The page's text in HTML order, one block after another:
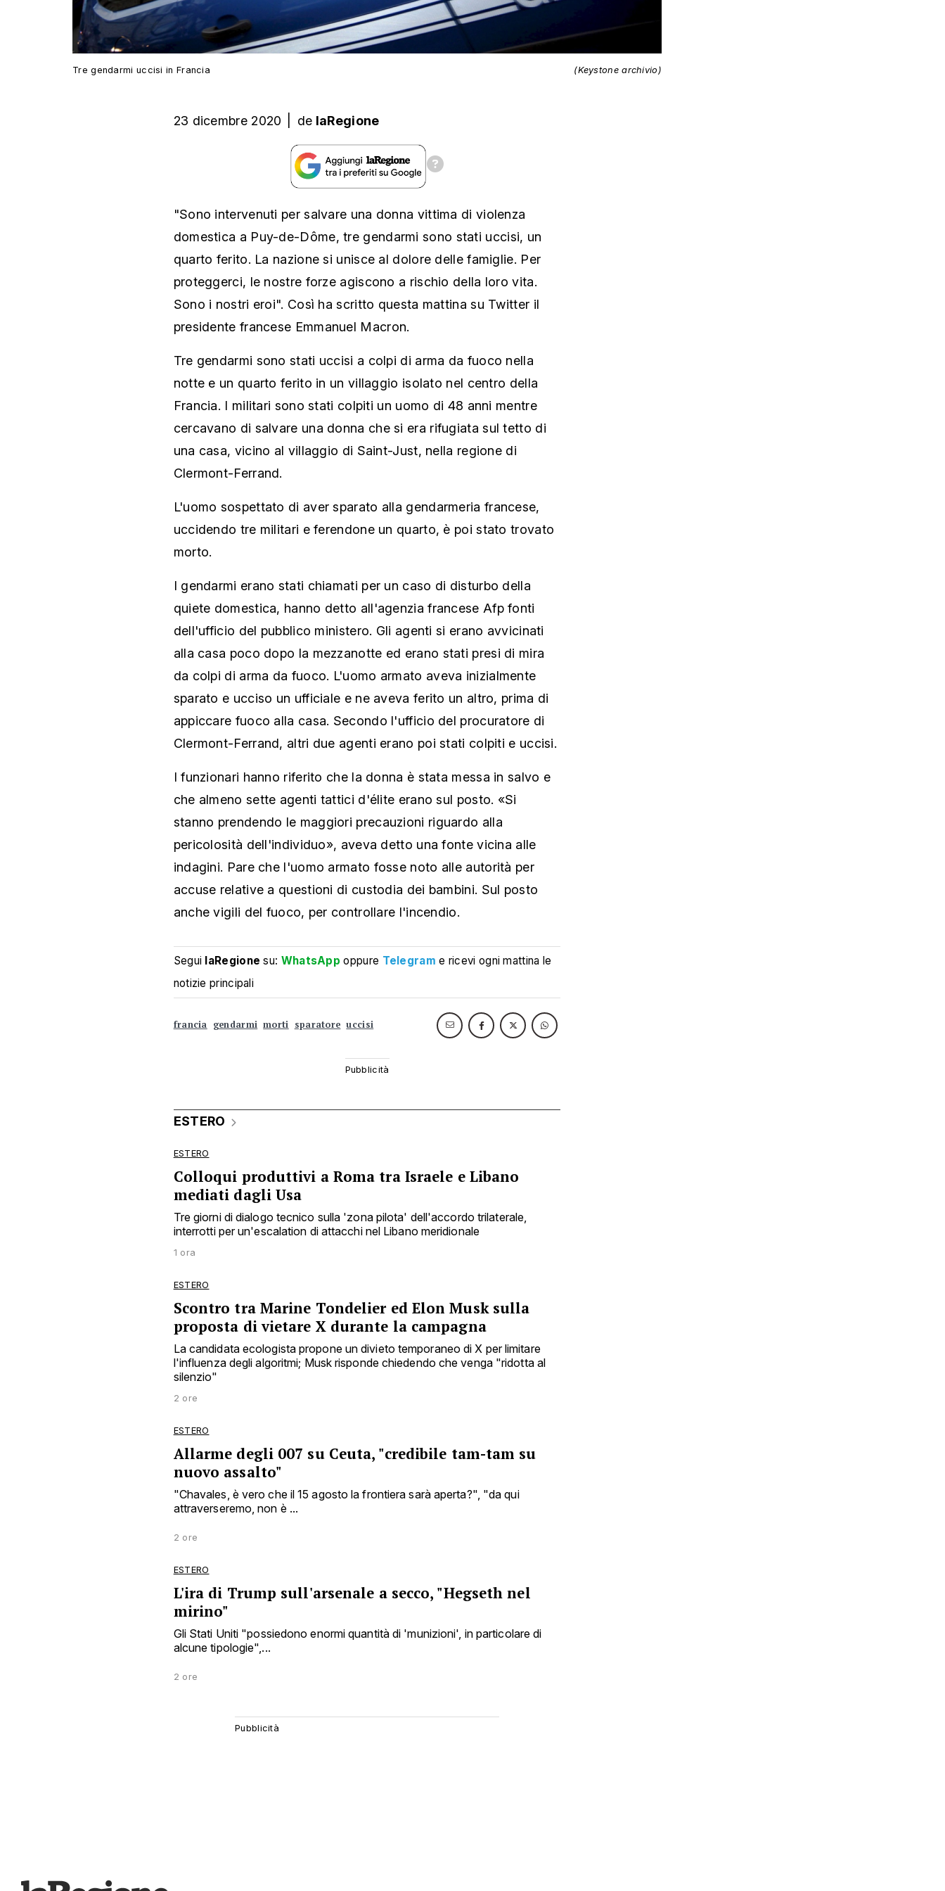
Tre gendarmi uccisi in Francia (Keystone archivio)
23 dicembre 2020 de laRegione
"Sono intervenuti per salvare una donna vittima di violenza
domestica a Puy-de-Dôme, tre gendarmi sono stati uccisi, un
quarto ferito. La nazione si unisce al dolore delle famiglie. Per
proteggerci, le nostre forze agiscono a rischio della loro vita.
Sono i nostri eroi". Così ha scritto questa mattina su Twitter il
presidente francese Emmanuel Macron.
Tre gendarmi sono stati uccisi a colpi di arma da fuoco nella
notte e un quarto ferito in un villaggio isolato nel centro della
Francia. I militari sono stati colpiti un uomo di 48 anni mentre
cercavano di salvare una donna che si era rifugiata sul tetto di
una casa, vicino al villaggio di Saint-Just, nella regione di
Clermont-Ferrand.
L'uomo sospettato di aver sparato alla gendarmeria francese,
uccidendo tre militari e ferendone un quarto, è poi stato trovato
morto.
I gendarmi erano stati chiamati per un caso di disturbo della
quiete domestica, hanno detto all'agenzia francese Afp fonti
dell'ufficio del pubblico ministero. Gli agenti si erano avvicinati
alla casa poco dopo la mezzanotte ed erano stati presi di mira
da colpi di arma da fuoco. L'uomo armato aveva inizialmente
sparato e ucciso un ufficiale e ne aveva ferito un altro, prima di
appiccare fuoco alla casa. Secondo l'ufficio del procuratore di
Clermont-Ferrand, altri due agenti erano poi stati colpiti e uccisi.
I funzionari hanno riferito che la donna è stata messa in salvo e
che almeno sette agenti tattici d'élite erano sul posto. «Si
stanno prendendo le maggiori precauzioni riguardo alla
pericolosità dell'individuo», aveva detto una fonte vicina alle
indagini. Pare che l'uomo armato fosse noto alle autorità per
accuse relative a questioni di custodia dei bambini. Sul posto
anche vigili del fuoco, per controllare l'incendio.
Segui laRegione su: WhatsApp oppure Telegram e ricevi ogni mattina le
notizie principali
francia gendarmi morti sparatore uccisi
ESTERO
ESTERO
Colloqui produttivi a Roma tra Israele e Libano
mediati dagli Usa
Tre giorni di dialogo tecnico sulla 'zona pilota' dell'accordo trilaterale,
interrotti per un'escalation di attacchi nel Libano meridionale
1 ora
ESTERO
Scontro tra Marine Tondelier ed Elon Musk sulla
proposta di vietare X durante la campagna
La candidata ecologista propone un divieto temporaneo di X per limitare
l'influenza degli algoritmi; Musk risponde chiedendo che venga "ridotta al
silenzio"
2 ore
ESTERO
Allarme degli 007 su Ceuta, "credibile tam-tam su
nuovo assalto"
"Chavales, è vero che il 15 agosto la frontiera sarà aperta?", "da qui
attraverseremo, non è ...
2 ore
ESTERO
L'ira di Trump sull'arsenale a secco, "Hegseth nel
mirino"
Gli Stati Uniti "possiedono enormi quantità di 'munizioni', in particolare di
alcune tipologie",...
2 ore